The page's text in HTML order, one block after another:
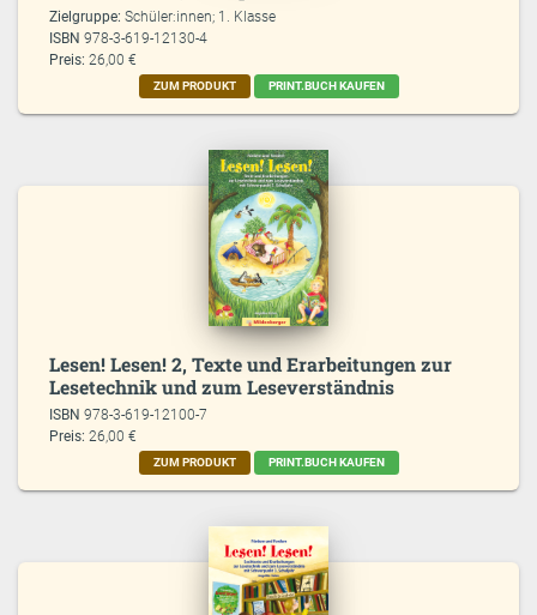
Zielgruppe:Schüler:innen; 1. Klasse
ISBN978-3-619-12130-4
Preis: 26,00 €
ZUM PRODUKT PRINT.BUCH KAUFEN
Lesen! Lesen! 2, Texte und Erarbeitungen zur
Lesetechnik und zum Leseverständnis
ISBN978-3-619-12100-7
Preis: 26,00 €
ZUM PRODUKT PRINT.BUCH KAUFEN